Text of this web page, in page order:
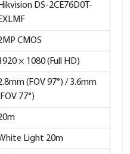
Hikvision DS-2CE76D0T-
EXLMF
CMOS
× 1080 (Full HD)
(FOV 97°) / 3.6mm
77°)
Light 20m